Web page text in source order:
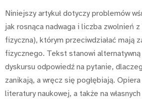
Niniejszy artykuł dotyczy problemów
jak rosnąca nadwaga i liczba zwolnień z
fizyczna), którym przeciwdziałać mają
fizycznego. Tekst stanowi
dyskursu odpowiedź na pytanie,
zanikają, a wręcz się pogłębiają.
literatury naukowej, a także na